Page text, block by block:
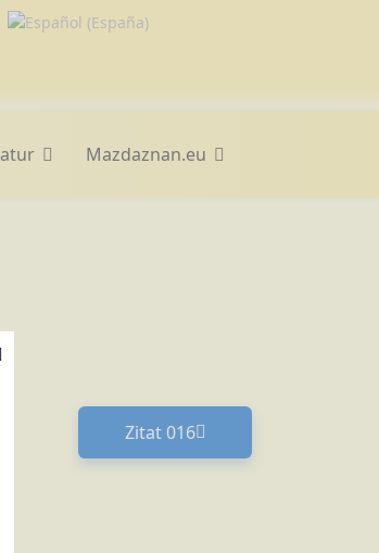
Mazdaznan.eu
Nächster Beitrag: Zitat
Zitat 016